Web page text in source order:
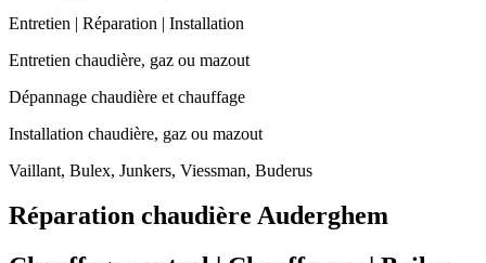
Entretien | Réparation | Installation
Entretien chaudière, gaz ou mazout
Dépannage chaudière et chauffage
Installation chaudière, gaz ou mazout
Vaillant, Bulex, Junkers, Viessman, Buderus
Réparation chaudière Auderghem